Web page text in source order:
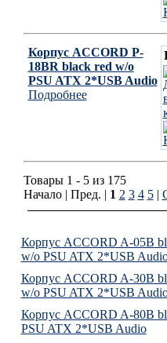
Корпус ACCORD P-
18BR black red w/o
PSU ATX 2*USB Audio
Подробнее
Товары 1 - 5 из 175
Начало | Пред. | 1 2 3 4 5|
Корпус ACCORD A-05B
w/o PSU ATX 2*USB
Корпус ACCORD A-30B
w/o PSU ATX 2*USB
Корпус ACCORD A-80B
PSU ATX 2*USB Audio